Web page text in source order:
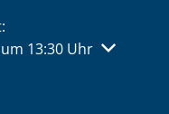
oder Schließzeiten
13:30 Uhr